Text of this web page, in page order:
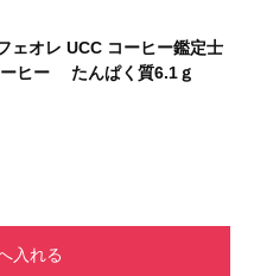
ェオレ UCC コーヒー鑑定士
ーヒー たんぱく質6.1ｇ
入れる